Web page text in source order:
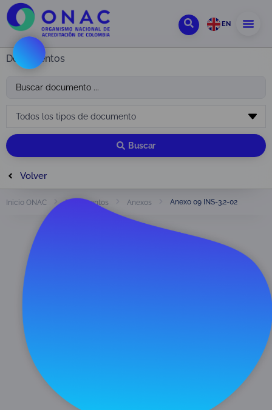
EN
Documentos
Buscar
Volver
Inicio ONAC Documentos Anexos Anexo 09 INS-3.2-02